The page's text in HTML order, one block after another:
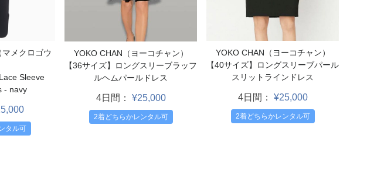
メクロゴウ
Sleeve
- navy
タル可
YOKO CHAN（ヨーコチャン）
【36サイズ】ロングスリーブラッフ
ルヘムパールドレス
4日間： ¥25,000
2着どちらかレンタル可
YOKO CHAN（ヨーコチャン）
【40サイズ】ロングスリーブパール
スリットラインドレス
4日間： ¥25,000
2着どちらかレンタル可